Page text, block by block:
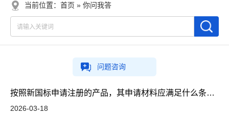
当前位置： 首页 你问我答
问题咨询
按照新国标申请注册的产品，其申请材料应满足什么条件？
2026-03-18